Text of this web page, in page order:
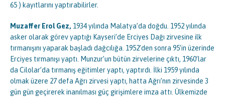
65 ) kayıtlarını yaptırabilirler.
Muzaffer Erol Gez, 1934 yılında Malatya’da doğdu. 1952 yılında
asker olarak görev yaptığı Kayseri’de Erciyes Dağı zirvesine ilk
tırmanışını yaparak başladı dağcılığa. 1952’den sonra 95’in üzerinde
Erciyes tırmanışı yaptı. Munzur’un bütün zirvelerine çıktı, 1960’lar
da Cilolar’da tırmanış eğitimler yaptı, yaptırdı. İlki 1959 yılında
olmak üzere 27 defa Ağrı zirvesi yaptı, hatta Ağrı’nın zirvesinde 3
gün gün geçirerek inanılması güç girişimlere imza attı. Ülkemizde